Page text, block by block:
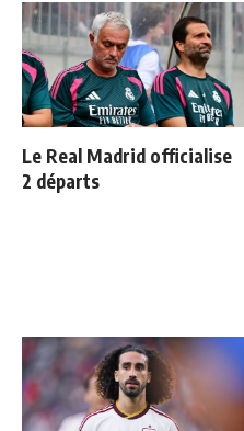
Le Real Madrid officialise
2 départs